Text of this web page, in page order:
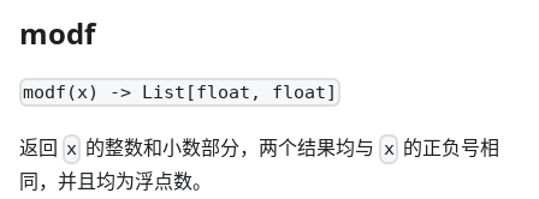
modf
modf(x) -> List[float, float]
返回 x 的整数和小数部分，两个结果均与 x的正负号相
同，并且均为浮点数。